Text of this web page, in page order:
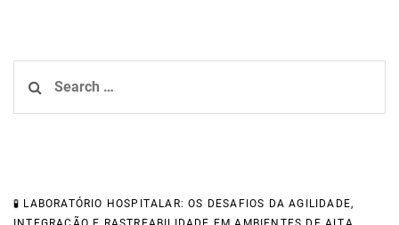
🧪 LABORATÓRIO HOSPITALAR: OS DESAFIOS DA AGILIDADE,